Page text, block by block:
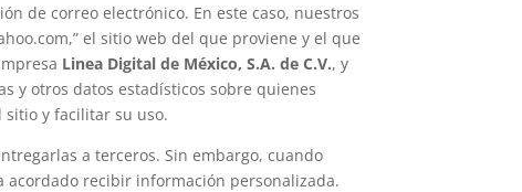
de correo electrónico. En este caso, nuestros
el sitio web del que proviene y el que
Linea Digital de México, S.A. de C.V., y
y otros datos estadísticos sobre quienes
y facilitar su uso.
a terceros. Sin embargo, cuando
acordado recibir información personalizada.